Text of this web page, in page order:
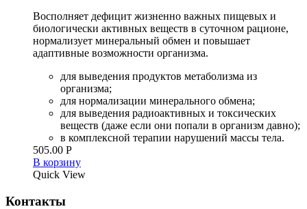
Восполняет дефицит жизненно важных пищевых и
биологически активных веществ в суточном рационе,
нормализует минеральный обмен и повышает
адаптивные возможности организма.
для выведения продуктов метаболизма из
организма;
для нормализации минерального обмена;
для выведения радиоактивных и токсических
веществ (даже если они попали в организм давно);
в комплексной терапии нарушений массы тела.
505.00 Р
В корзину
Quick View
Контакты